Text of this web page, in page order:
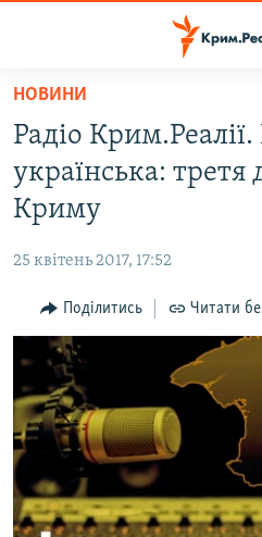
Перейти
основного
матеріалу
Перейти
до
основної
Перейти
до
пошуку
ВОДА.КРИМ
ВІДЕО ТА ФОТО
БЛОГИ
ПОГЛЯД
ІНТЕРВ'Ю
ВСЕ ЗА ДЕНЬ
СПЕЦПРОЕКТИ
ДЕПОРТАЦІЯ
ВІДЕОУРОКИ «ELIFBE»
ЯК ОБІЙТИ БЛОКУВАННЯ
Русский
НОВИНИ
Радіо
українська: третя
Криму
25 квітень 2017, 17:52
Поділитись Читати